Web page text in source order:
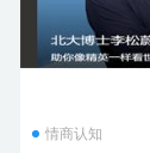
情商认知